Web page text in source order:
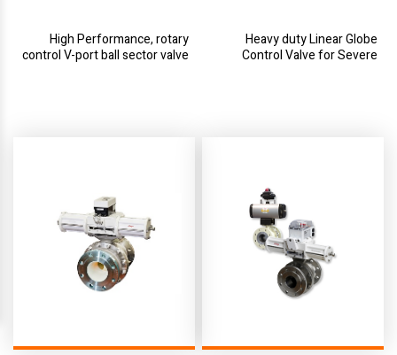
Heavy duty Linear Globe
Control Valve for Severe
High Performance, rotary
control V-port ball sector valve